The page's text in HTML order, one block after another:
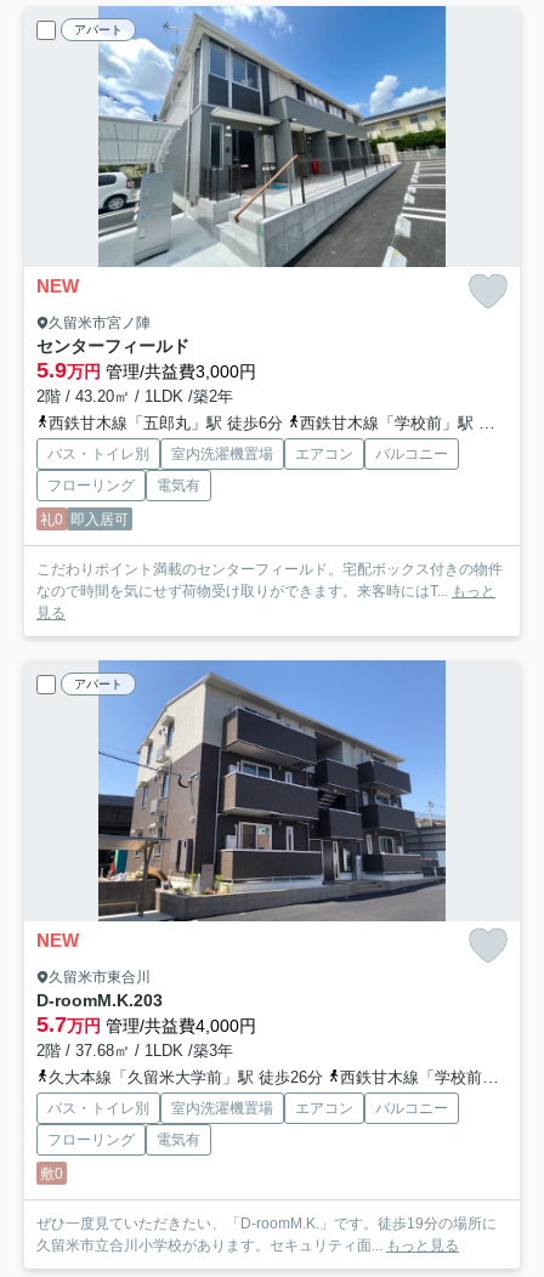
アパート
NEW
久留米市宮ノ陣
センターフィールド
5.9万円 管理/共益費3,000円
2階 / 43.20㎡ / 1LDK /築2年
西鉄甘木線「五郎丸」駅 徒歩6分
西鉄甘木線「学校前」駅 徒歩13分
バス・トイレ別 室内洗濯機置場 エアコン
バルコニー
フローリング
電気有
礼0 即入居可
こだわりポイント満載のセンターフィールド。宅配ボックス付きの物件
なので時間を気にせず荷物受け取りができます。来客時にはT... もっと
見る
アパート
NEW
久留米市東合川
D-roomM.K.203
5.7万円 管理/共益費4,000円
2階 / 37.68㎡ / 1LDK /築3年
久大本線「久留米大学前」駅 徒歩26分
西鉄甘木線「学校前」駅 徒歩29分
バス・トイレ別 室内洗濯機置場 エアコン
バルコニー
フローリング
電気有
敷0
ぜひ一度見ていただきたい、「D-roomM.K.」です。徒歩19分の場所に
久留米市立合川小学校があります。セキュリティ面... もっと見る